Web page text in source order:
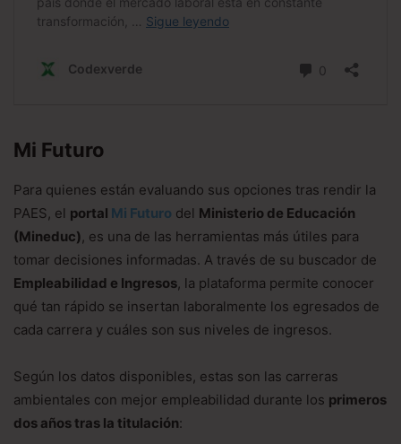
Mi Futuro
Para quienes están evaluando sus opciones tras rendir la
PAES, el portal Mi Futuro del Ministerio de Educación
(Mineduc), es una de las herramientas más útiles para
tomar decisiones informadas. A través de su buscador de
Empleabilidad e Ingresos, la plataforma permite conocer
qué tan rápido se insertan laboralmente los egresados de
cada carrera y cuáles son sus niveles de ingresos.
Según los datos disponibles, estas son las carreras
ambientales con mejor empleabilidad durante los primeros
dos años tras la titulación: